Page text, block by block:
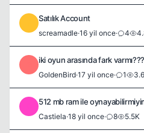
Satılık Account
screamadle·16 yil once· 4
iki oyun arasında fark varmı???
GoldenBird·17 yil once· 1
512 mb ram ile
Castiela·18 yil once· 8 5.5K